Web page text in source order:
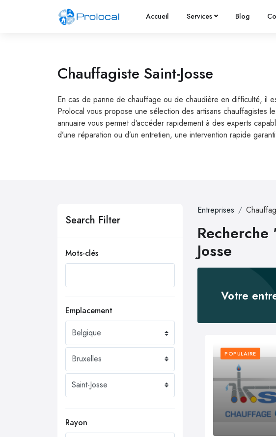
Accueil Services Blog
Chauffagiste Saint-Josse
En cas de panne de chauffage ou de chaudière en difficulté, il
Prolocal vous propose une sélection des artisans
annuaire vous permet d’accéder rapidement à des experts
d’une réparation ou d’un entretien, une intervention rapide
Search Filter
Mots-clés
Emplacement
Rayon
Entreprises
Josse
Votre
POPULAIRE